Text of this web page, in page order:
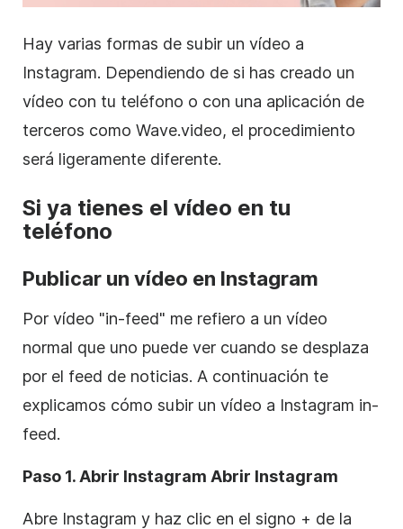
Hay varias formas de subir un vídeo a
Instagram. Dependiendo de si has creado un
vídeo con tu teléfono o con una aplicación de
terceros como Wave.video, el procedimiento
será ligeramente diferente.
Si ya tienes el vídeo en tu
teléfono
Publicar un vídeo en Instagram
Por vídeo "in-feed" me refiero a un vídeo
normal que uno puede ver cuando se desplaza
por el feed de noticias. A continuación te
explicamos cómo subir un vídeo a Instagram in-
feed.
Paso 1. Abrir Instagram Abrir Instagram
Abre Instagram y haz clic en el signo + de la